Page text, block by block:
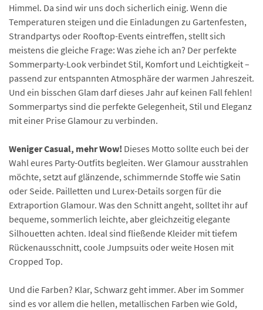
Himmel. Da sind wir uns doch sicherlich einig. Wenn die
Temperaturen steigen und die Einladungen zu Gartenfesten,
Strandpartys oder Rooftop-Events eintreffen, stellt sich
meistens die gleiche Frage: Was ziehe ich an? Der perfekte
Sommerparty-Look verbindet Stil, Komfort und Leichtigkeit –
passend zur entspannten Atmosphäre der warmen Jahreszeit.
Und ein bisschen Glam darf dieses Jahr auf keinen Fall fehlen!
Sommerpartys sind die perfekte Gelegenheit, Stil und Eleganz
mit einer Prise Glamour zu verbinden.
Weniger Casual, mehr Wow! Dieses Motto sollte euch bei der
Wahl eures Party-Outfits begleiten. Wer Glamour ausstrahlen
möchte, setzt auf glänzende, schimmernde Stoffe wie Satin
oder Seide. Pailletten und Lurex-Details sorgen für die
Extraportion Glamour. Was den Schnitt angeht, solltet ihr auf
bequeme, sommerlich leichte, aber gleichzeitig elegante
Silhouetten achten. Ideal sind fließende Kleider mit tiefem
Rückenausschnitt, coole Jumpsuits oder weite Hosen mit
Cropped Top.
Und die Farben? Klar, Schwarz geht immer. Aber im Sommer
sind es vor allem die hellen, metallischen Farben wie Gold,